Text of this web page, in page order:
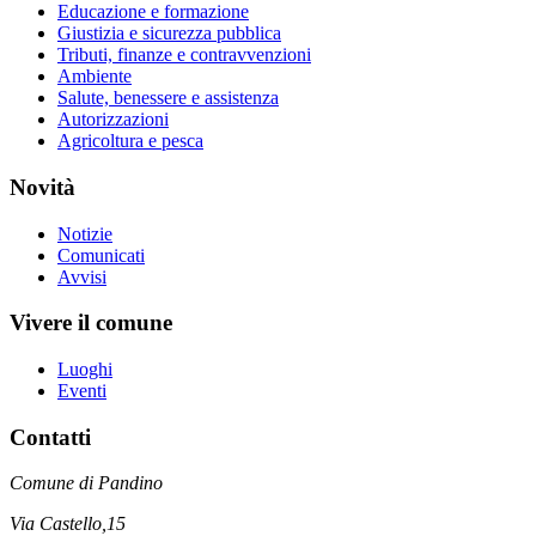
Educazione e formazione
Giustizia e sicurezza pubblica
Tributi, finanze e contravvenzioni
Ambiente
Salute, benessere e assistenza
Autorizzazioni
Agricoltura e pesca
Novità
Notizie
Comunicati
Avvisi
Vivere il comune
Luoghi
Eventi
Contatti
Comune di Pandino
Via Castello,15